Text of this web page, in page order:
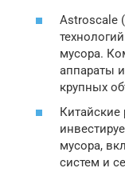
Astroscale
мусора.
аппараты
крупных
Китайские
мусора,
систем и